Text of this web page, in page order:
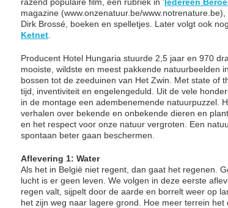
magazine (www.onzenatuur.be/
Dirk Brossé, boeken en spelletjes. Later volgt ook
Ketnet
Producent Hotel Hungaria stuurde 2,5 jaar en 970
mooiste, wildste en meest pakkende natuurbeelden
bossen tot de zeeduinen van Het Zwin. Met state of
tijd, inventiviteit en engelengeduld. Uit de vele
in de montage een adembenemende natuurpuzzel.
verhalen over bekende en onbekende dieren en
en het respect voor onze natuur vergroten. Een
spontaan beter gaan beschermen.
Aflevering 1: Water
Als het in België niet regent, dan gaat het regenen.
lucht is er geen leven. We volgen in deze eerste
regen valt, sijpelt door de aarde en borrelt weer op
het zijn weg naar lagere grond. Hoe meer terrein